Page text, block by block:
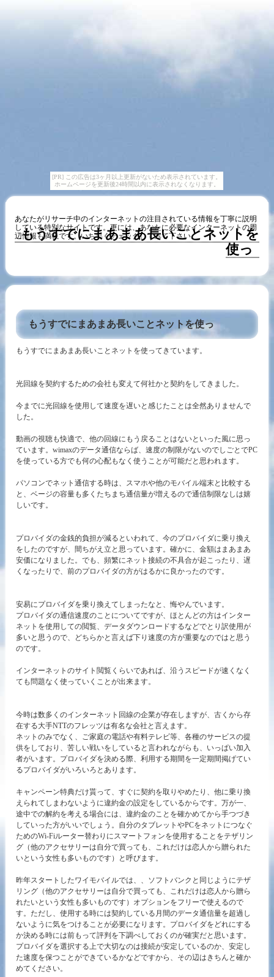
[PR] この広告は3ヶ月以上更新がないため表示されています。
ホームページを更新後24時間以内に表示されなくなります。
あなたがリサーチ中のインターネットの注目されている情報を丁寧に説明
している特別なサイトです。更には、あなたに必要なインターネットの周
辺情報も満載です。いち早くチェックしてみて下さい。
もうすでにまあまあ長いことネットを
使っ
もうすでにまあまあ長いことネットを使っ
もうすでにまあまあ長いことネットを使ってきています。
光回線を契約するための会社も変えて何社かと契約をしてきました。
今までに光回線を使用して速度を遅いと感じたことは全然ありませんで
した。
動画の視聴も快適で、他の回線にもう戻ることはないといった風に思っ
ています。wimaxのデータ通信ならば、速度の制限がないのでしごとでPC
を使っている方でも何の心配もなく使うことが可能だと思われます。
パソコンでネット通信する時は、スマホや他のモバイル端末と比較する
と、ベージの容量も多くたちまち通信量が増えるので通信制限なしは嬉
しいです。
プロバイダの金銭的負担が減るといわれて、今のプロバイダに乗り換え
をしたのですが、間ちがえ立と思っています。確かに、金額はまあまあ
安価になりました。でも、頻繁にネット接続の不具合が起こったり、遅
くなったりで、前のプロバイダの方がはるかに良かったのです。
安易にプロバイダを乗り換えてしまったなと、悔やんでいます。
プロバイダの通信速度のことについてですが、ほとんどの方はインター
ネットを使用しての閲覧、データダウンロードするなどでとり訳使用が
多いと思うので、どちらかと言えば下り速度の方が重要なのではと思う
のです。
インターネットのサイト閲覧くらいであれば、沿うスピードが速くなく
ても問題なく使っていくことが出来ます。
今時は数多くのインターネット回線の企業が存在しますが、古くから存
在する大手NTTのフレッツは有名な会社と言えます。
ネットのみでなく、ご家庭の電話や有料テレビ等、各種のサービスの提
供をしており、苦しい戦いをしていると言われながらも、いっぱい加入
者がいます。プロバイダを決める際、利用する期間を一定期間掲げてい
るプロバイダがいろいろとあります。
キャンペーン特典だけ貰って、すぐに契約を取りやめたり、他に乗り換
えられてしまわないように違約金の設定をしているからです。万が一、
途中での解約を考える場合には、違約金のことを確かめてから手つづき
していった方がいいでしょう。自分のタブレットやPCをネットにつなぐ
ためのWi-Fiルーター替わりにスマートフォンを使用することをテザリン
グ（他のアクセサリーは自分で買っても、これだけは恋人から贈られた
いという女性も多いものです）と呼びます。
昨年スタートしたワイモバイルでは、、ソフトバンクと同じようにテザ
リング（他のアクセサリーは自分で買っても、これだけは恋人から贈ら
れたいという女性も多いものです）オプションをフリーで使えるので
す。ただし、使用する時には契約している月間のデータ通信量を超過し
ないように気をつけることが必要になります。プロバイダをどれにする
か決める時には前もって評判を下調べしておくのが確実だと思います。
プロバイダを選択する上で大切なのは接続が安定しているのか、安定し
た速度を保つことができているかなどですから、その辺はきちんと確か
めてください。